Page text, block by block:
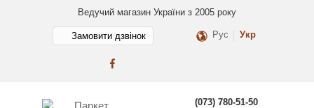
Ведучий магазин України з 2005 року
Рус Укр
Замовити дзвінок
(073) 780-51-50